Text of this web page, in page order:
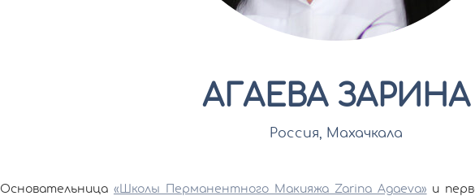
АГАЕВА ЗАРИНА
Росcия, Махачкала
Основательница «Школы Перманентного Макияжа Zarina Agaeva» и